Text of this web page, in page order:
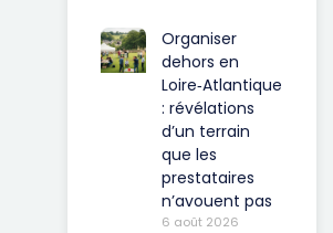
Organiser
dehors en
Loire‑Atlantique
: révélations
d’un terrain
que les
prestataires
n’avouent pas
6 août 2026